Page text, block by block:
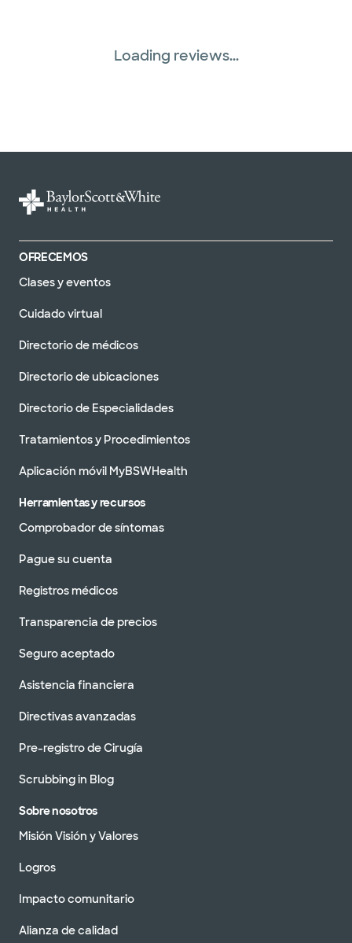
Loading reviews...
OFRECEMOS
Clases y eventos
Cuidado virtual
Directorio de médicos
Directorio de ubicaciones
Directorio de Especialidades
Tratamientos y Procedimientos
Aplicación móvil MyBSWHealth
Herramientas y recursos
Comprobador de síntomas
Pague su cuenta
Registros médicos
Transparencia de precios
Seguro aceptado
Asistencia financiera
Directivas avanzadas
Pre-registro de Cirugía
Scrubbing in Blog
Sobre nosotros
Misión Visión y Valores
Logros
Impacto comunitario
Alianza de calidad